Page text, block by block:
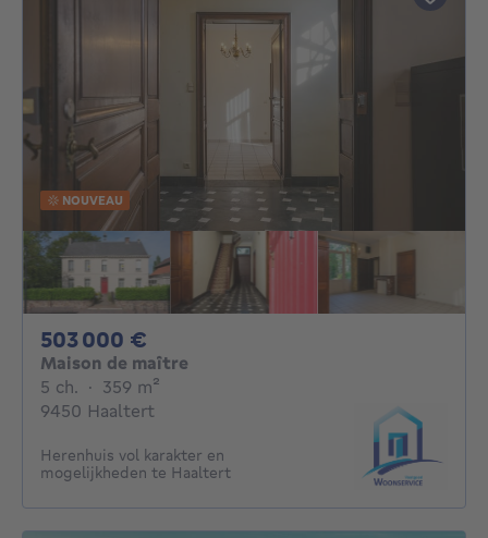
NOUVEAU
503 000 €
Maison de maître
5 ch. 5 chambres
· 359 m²
9450 Haaltert
Herenhuis vol karakter en
mogelijkheden te Haaltert